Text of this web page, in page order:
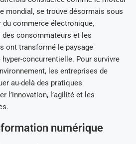
mondial, se trouve désormais sous
du commerce électronique,
des consommateurs et les
ont transformé le paysage
hyper-concurrentielle. Pour survivre
les entreprises de
au-delà des pratiques
l’innovation, l’agilité et les
numérique